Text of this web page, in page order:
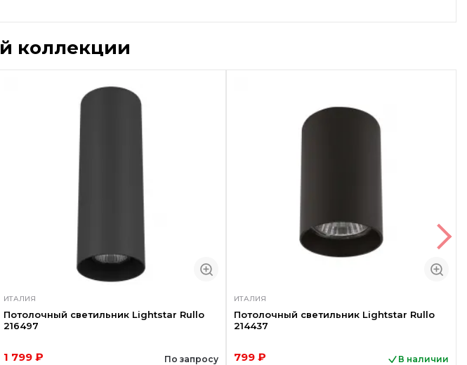
коллекции
ИТАЛИЯ
Потолочный светильник Lightstar Rullo
216497
1 799 ₽ По запросу
ИТАЛИЯ
Потолочный светильник Lightstar Rullo
214437
799 ₽ В наличии
Быстрый просмотр